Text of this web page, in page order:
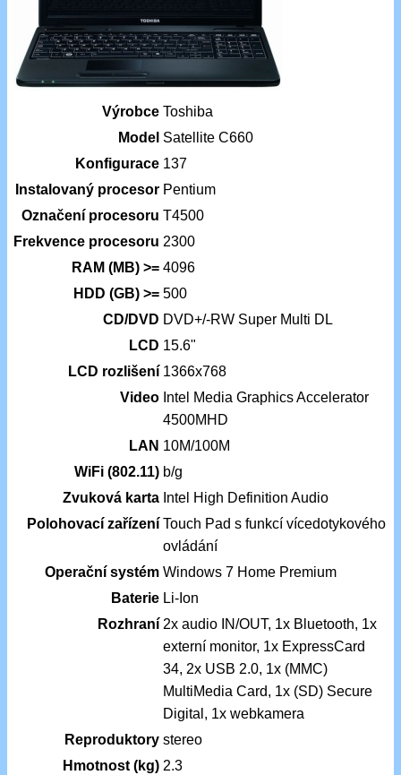
Výrobce Toshiba
Model Satellite C660
Konfigurace 137
Instalovaný procesor Pentium
Označení procesoru T4500
Frekvence procesoru 2300
RAM (MB) >= 4096
HDD (GB) >= 500
CD/DVD DVD+/-RW Super Multi DL
LCD 15.6"
LCD rozlišení 1366x768
Video Intel Media Graphics Accelerator
4500MHD
LAN 10M/100M
WiFi (802.11) b/g
Zvuková karta Intel High Definition Audio
Polohovací zařízení Touch Pad s funkcí vícedotykového
ovládání
Operační systém Windows 7 Home Premium
Baterie Li-Ion
Rozhraní 2x audio IN/OUT, 1x Bluetooth, 1x
externí monitor, 1x ExpressCard
34, 2x USB 2.0, 1x (MMC)
MultiMedia Card, 1x (SD) Secure
Digital, 1x webkamera
Reproduktory stereo
Hmotnost (kg) 2.3